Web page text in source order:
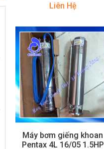
Liên Hệ
Máy bơm giếng khoan
Pentax 4L 16/05 1.5HP